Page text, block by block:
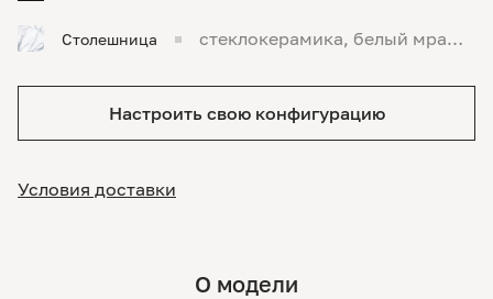
Столешница
стеклокерамика, белый мрамо
Настроить свою конфигурацию
Условия доставки
О модели